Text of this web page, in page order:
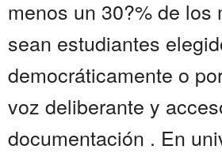
menos un 30?% de los
sean estudiantes
democráticamente o
voz deliberante y
documentación . En